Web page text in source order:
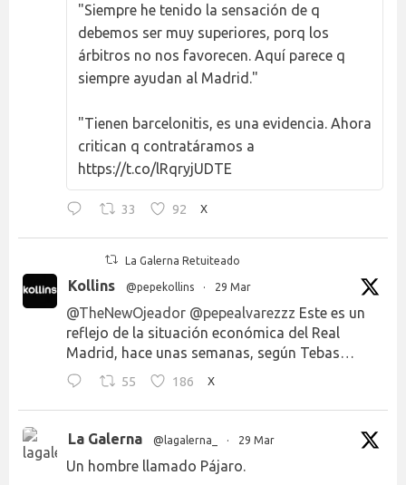
"Siempre he tenido la sensación de q
debemos ser muy superiores, porq los
árbitros no nos favorecen. Aquí parece q
siempre ayudan al Madrid."
"Tienen barcelonitis, es una evidencia. Ahora
critican q contratáramos a
https://t.co/lRqryjUDTE
33 92 X
La Galerna Retuiteado
Kollins @pepekollins · 29 Mar
@TheNewOjeador @pepealvarezzz Este es un
reflejo de la situación económica del Real
Madrid, hace unas semanas, según Tebas…
55 186 X
La Galerna @lagalerna_ · 29 Mar
Un hombre llamado Pájaro.